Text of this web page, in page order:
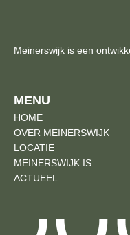
Meinerswijk is een
MENU
HOME
OVER MEINERSWIJK
LOCATIE
MEINERSWIJK IS...
ACTUEEL